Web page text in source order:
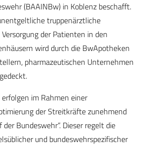
(BAAINBw) in Koblenz beschafft.
truppenärztliche
der Patienten in den
wird durch die BwApotheken
pharmazeutischen Unternehmen
im Rahmen einer
der Streitkräfte zunehmend
der Bundeswehr“. Dieser regelt die
und bundeswehrspezifischer